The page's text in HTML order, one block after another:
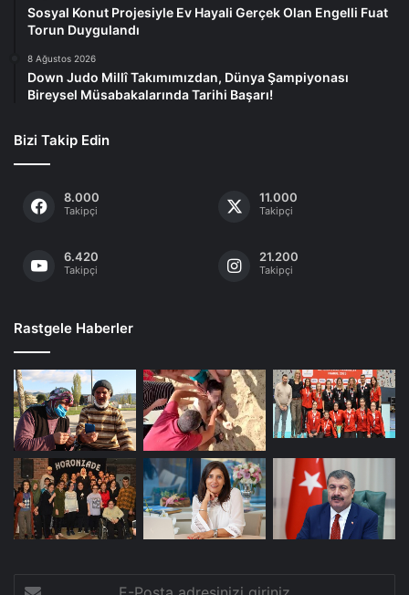
Sosyal Konut Projesiyle Ev Hayali Gerçek Olan Engelli Fuat
Torun Duygulandı
8 Ağustos 2026
Down Judo Millî Takımımızdan, Dünya Şampiyonası
Bireysel Müsabakalarında Tarihi Başarı!
Bizi Takip Edin
8.000
Takipçi
11.000
Takipçi
6.420
Takipçi
21.200
Takipçi
Rastgele Haberler